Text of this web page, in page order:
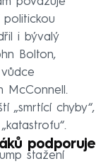
politickou
i bývalý
Bolton,
McConnell.
„smrtící chyby“,
podporuje
stažení